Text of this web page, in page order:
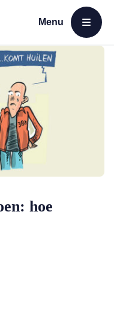
Menu
Open menu
hoe